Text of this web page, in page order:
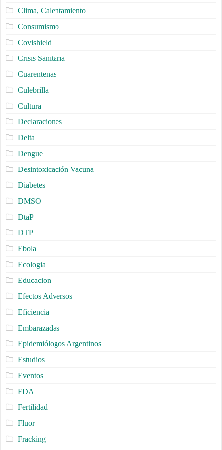
Clima, Calentamiento
Consumismo
Covishield
Crisis Sanitaria
Cuarentenas
Culebrilla
Cultura
Declaraciones
Delta
Dengue
Desintoxicación Vacuna
Diabetes
DMSO
DtaP
DTP
Ebola
Ecologia
Educacion
Efectos Adversos
Eficiencia
Embarazadas
Epidemiólogos Argentinos
Estudios
Eventos
FDA
Fertilidad
Fluor
Fracking